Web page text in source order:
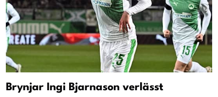
Brynjar Ingi Bjarnason verlässt